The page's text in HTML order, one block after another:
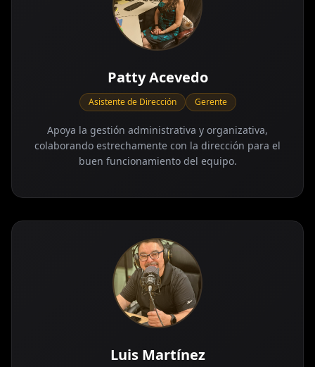
Patty Acevedo
Asistente de Dirección Gerente
Apoya la gestión administrativa y organizativa,
colaborando estrechamente con la dirección para el
buen funcionamiento del equipo.
Luis Martínez